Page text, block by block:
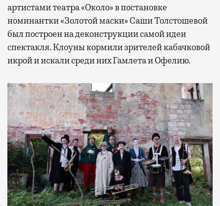
артистами театра «Около» в постановке
номинантки «Золотой маски» Саши Толстошевой
был построен на деконструкции самой идеи
спектакля. Клоуны кормили зрителей кабачковой
икрой и искали среди них Гамлета и Офелию.